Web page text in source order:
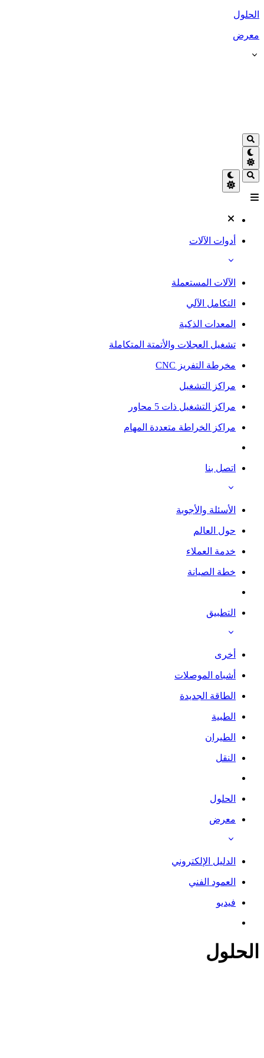
الحلول
معرض
أدوات الآلات
الآلات المستعملة
التكامل الآلي
المعدات الذكية
تشغيل العجلات والأتمتة المتكاملة
مخرطة التفريز CNC
مراكز التشغيل
مراكز التشغيل ذات 5 محاور
مراكز الخراطة متعددة المهام
اتصل بنا
الأسئلة والأجوبة
حول العالم
خدمة العملاء
خطة الصيانة
التطبيق
أخرى
أشباه الموصلات
الطاقة الجديدة
الطبية
الطيران
النقل
الحلول
معرض
الدليل الإلكتروني
العمود الفني
فيديو
الحلول